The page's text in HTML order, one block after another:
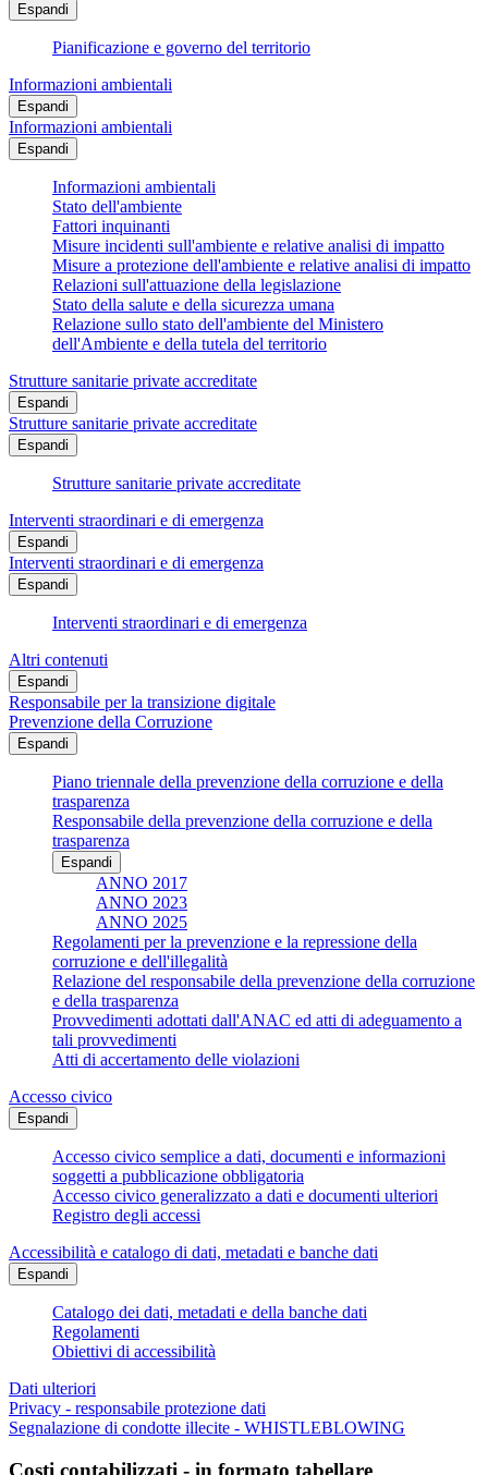
Espandi
Pianificazione e governo del territorio
Informazioni ambientali
Espandi
Informazioni ambientali
Espandi
Informazioni ambientali
Stato dell'ambiente
Fattori inquinanti
Misure incidenti sull'ambiente e relative analisi di impatto
Misure a protezione dell'ambiente e relative analisi di impatto
Relazioni sull'attuazione della legislazione
Stato della salute e della sicurezza umana
Relazione sullo stato dell'ambiente del Ministero
dell'Ambiente e della tutela del territorio
Strutture sanitarie private accreditate
Espandi
Strutture sanitarie private accreditate
Espandi
Strutture sanitarie private accreditate
Interventi straordinari e di emergenza
Espandi
Interventi straordinari e di emergenza
Espandi
Interventi straordinari e di emergenza
Altri contenuti
Espandi
Responsabile per la transizione digitale
Prevenzione della Corruzione
Espandi
Piano triennale della prevenzione della corruzione e della
trasparenza
Responsabile della prevenzione della corruzione e della
trasparenza
Espandi
ANNO 2017
ANNO 2023
ANNO 2025
Regolamenti per la prevenzione e la repressione della
corruzione e dell'illegalità
Relazione del responsabile della prevenzione della corruzione
e della trasparenza
Provvedimenti adottati dall'ANAC ed atti di adeguamento a
tali provvedimenti
Atti di accertamento delle violazioni
Accesso civico
Espandi
Accesso civico semplice a dati, documenti e informazioni
soggetti a pubblicazione obbligatoria
Accesso civico generalizzato a dati e documenti ulteriori
Registro degli accessi
Accessibilità e catalogo di dati, metadati e banche dati
Espandi
Catalogo dei dati, metadati e della banche dati
Regolamenti
Obiettivi di accessibilità
Dati ulteriori
Privacy - responsabile protezione dati
Segnalazione di condotte illecite - WHISTLEBLOWING
Costi contabilizzati - in formato tabellare